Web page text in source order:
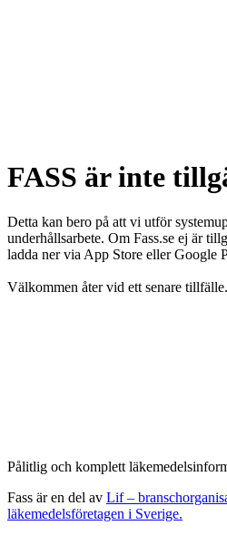
FASS är inte
Detta kan bero på att vi utför
underhållsarbete. Om Fass.se ej är
ladda ner via App Store eller Google
Välkommen åter vid ett senare tillfälle.
Pålitlig och komplett
Fass är en del av Lif –
läkemedelsföretagen i Sverige.